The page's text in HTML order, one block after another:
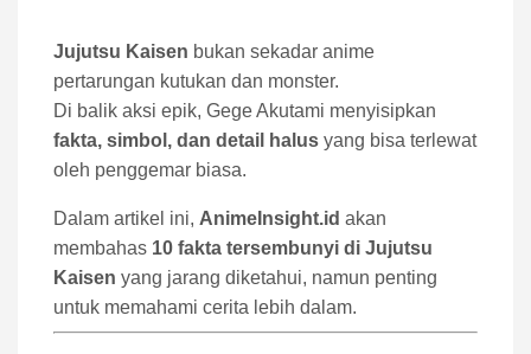
Jujutsu Kaisen bukan sekadar anime
pertarungan kutukan dan monster.
Di balik aksi epik, Gege Akutami menyisipkan
fakta, simbol, dan detail halus yang bisa terlewat
oleh penggemar biasa.
Dalam artikel ini, AnimeInsight.id akan
membahas 10 fakta tersembunyi di Jujutsu
Kaisen yang jarang diketahui, namun penting
untuk memahami cerita lebih dalam.